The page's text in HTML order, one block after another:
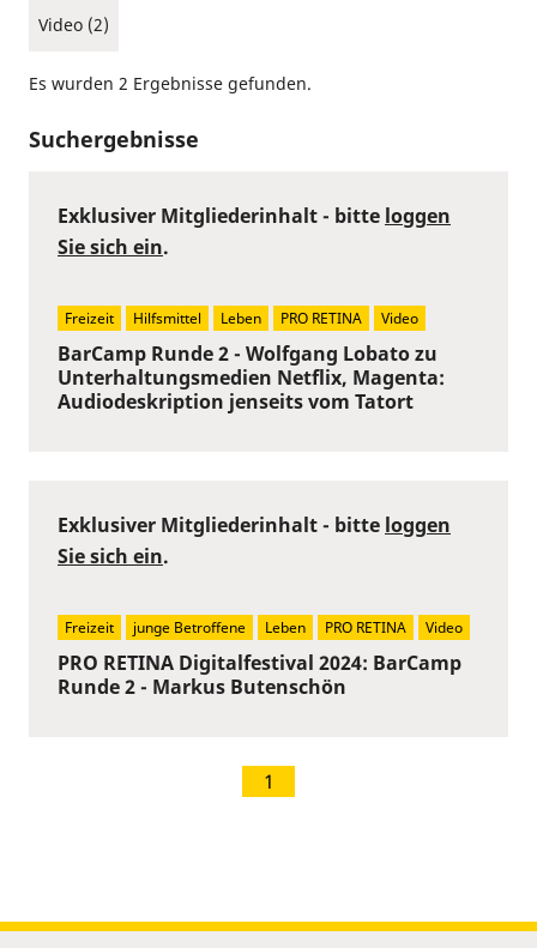
Video (2)
Es wurden 2 Ergebnisse gefunden.
Suchergebnisse
BarCamp Runde 2 - Wolfgang Lobato zu
Unterhaltungsmedien Netflix, Magenta:
Audiodeskription jenseits vom Tatort
Exklusiver Mitgliederinhalt - bitte loggen
Sie sich ein.
Freizeit Hilfsmittel Leben PRO RETINA Video
PRO RETINA Digitalfestival 2024: BarCamp
Runde 2 - Markus Butenschön
Exklusiver Mitgliederinhalt - bitte loggen
Sie sich ein.
Freizeit junge Betroffene Leben PRO RETINA Video
1